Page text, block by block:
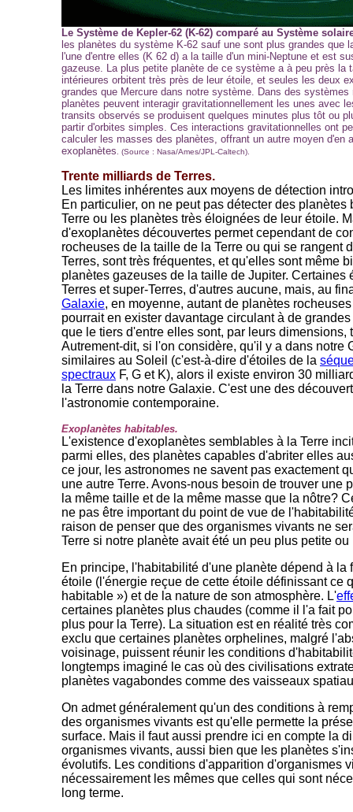
Le Système de Kepler-62 (K-62) comparé au Système
les planètes du système K-62 sauf une sont plus grandes que
l'une d'entre elles (K 62 d) a la taille d'un mini-Neptune et est
gazeuse. La plus petite planète de ce système a à peu près la
intérieures orbitent très près de leur étoile, et seules les deux
grandes que Mercure dans notre système. Dans des
planètes peuvent interagir gravitationnellement les unes avec
transits observés se produisent quelques minutes plus tôt ou
partir d'orbites simples. Ces interactions gravitationnelles ont
calculer les masses des planètes, offrant un autre moyen d'en
exoplanètes. (Source : Nasa/Ames/JPL-Caltech).
Trente milliards de Terres.
Les limites inhérentes aux moyens de détection
En particulier, on ne peut pas détecter des
Terre ou les planètes très éloignées de leur étoile.
d'exoplanètes découvertes permet cependant de
rocheuses de la taille de la Terre ou qui se rangent
Terres, sont très fréquentes, et qu'elles sont même
planètes gazeuses de la taille de Jupiter. Certaines
Terres et super-Terres, d'autres aucune, mais, au
Galaxie, en moyenne, autant de planètes
pourrait en exister davantage circulant à de
que le tiers d'entre elles sont, par leurs dimensions,
Autrement-dit, si l'on considère, qu'il y a dans notre
similaires au Soleil (c'est-à-dire d'étoiles de la
spectraux F, G et K), alors il existe environ 30
la Terre dans notre Galaxie. C'est une des
l'astronomie contemporaine.
Exoplanètes habitables.
L'existence d'exoplanètes semblables à la Terre
parmi elles, des planètes capables d'abriter elles
ce jour, les astronomes ne savent pas exactement
une autre Terre. Avons-nous besoin de trouver une
la même taille et de la même masse que la nôtre?
ne pas être important du point de vue de
raison de penser que des organismes vivants ne
Terre si notre planète avait été un peu plus petite
En principe, l'habitabilité d'une planète dépend à la
étoile (l'énergie reçue de cette étoile définissant ce
habitable ») et de la nature de son atmosphère. L'
certaines planètes plus chaudes (comme il l'a fait
plus pour la Terre). La situation est en réalité très
exclu que certaines planètes orphelines, malgré
voisinage, puissent réunir les conditions
longtemps imaginé le cas où des civilisations
planètes vagabondes comme des vaisseaux
On admet généralement qu'un des conditions à
des organismes vivants est qu'elle permette la
surface. Mais il faut aussi prendre ici en compte la
organismes vivants, aussi bien que les planètes
évolutifs. Les conditions d'apparition d'organismes
nécessairement les mêmes que celles qui sont
long terme.